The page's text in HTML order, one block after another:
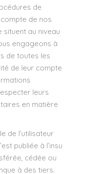
de
de nos
situent au niveau
engageons à
de toutes les
de leur compte
leurs
en matière
de l’utilisateur
publiée à l’insu
cédée ou
à des tiers.